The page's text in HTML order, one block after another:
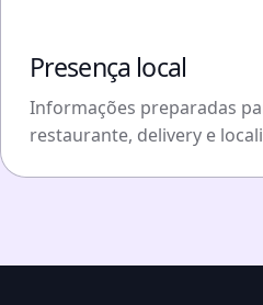
Presença local
Informações preparadas
restaurante, delivery e